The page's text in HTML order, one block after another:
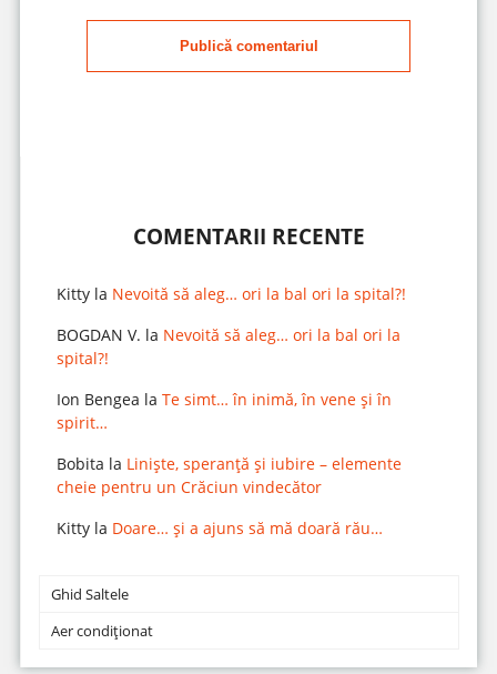
Publică comentariul
COMENTARII RECENTE
Kittyla Nevoită să aleg… ori la bal ori la spital?!
BOGDAN V. la Nevoită să aleg… ori la bal ori la
spital?!
Ion Bengea la Te simt… în inimă, în vene și în
spirit…
Bobita la Liniște, speranță și iubire – elemente
cheie pentru un Crăciun vindecător
Kittyla Doare… și a ajuns să mă doară rău…
Ghid Saltele
Aer condiționat